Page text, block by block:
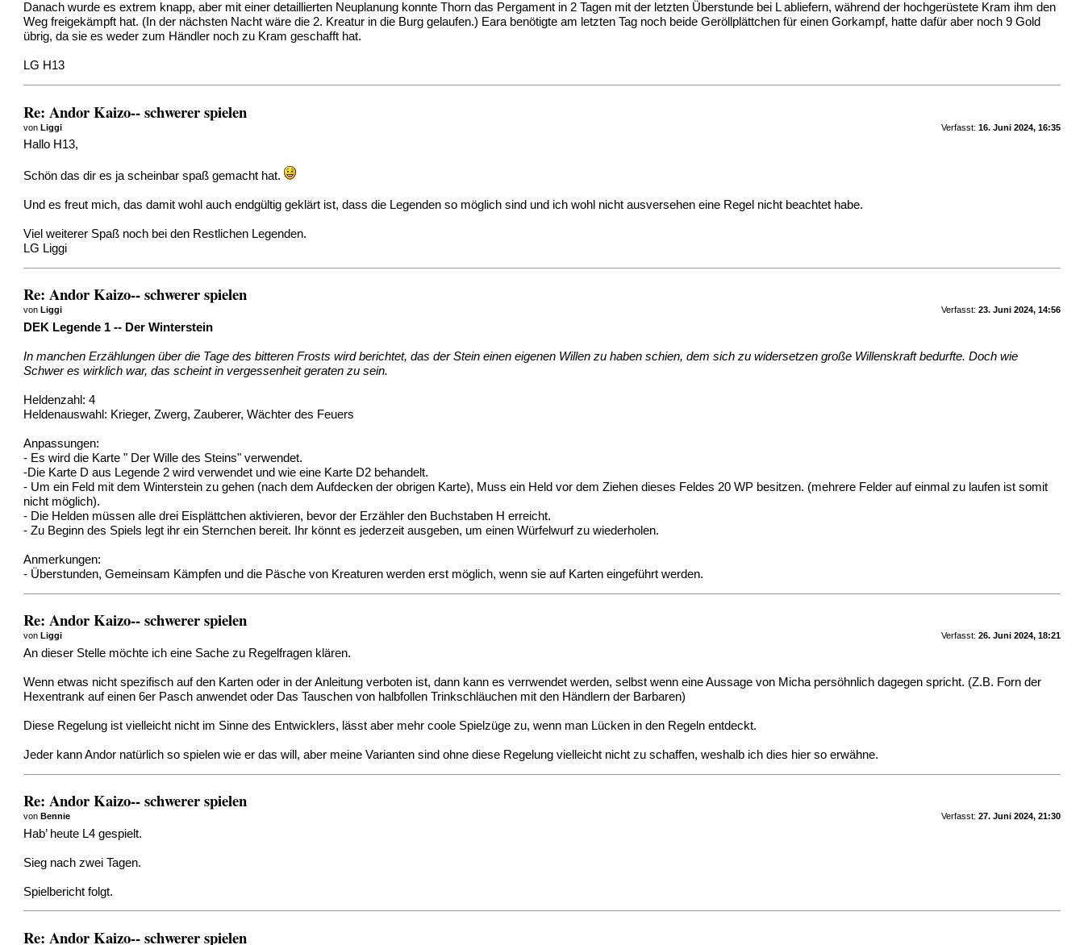
Danach wurde es extrem knapp, aber mit einer detaillierten Neuplanung konnte Thorn das Pergament in 2 Tagen mit der letzten Überstunde bei L abliefern, während der hochgerüstete Kram ihm den
Weg freigekämpft hat. (In der nächsten Nacht wäre die 2. Kreatur in die Burg gelaufen.) Eara benötigte am letzten Tag noch beide Geröllplättchen für einen Gorkampf, hatte dafür aber noch 9 Gold
übrig, da sie es weder zum Händler noch zu Kram geschafft hat.
LG H13
Re: Andor Kaizo-- schwerer spielen
Verfasst: 16. Juni 2024, 16:35
vonLiggi
Hallo H13,
Schön das dir es ja scheinbar spaß gemacht hat.
Und es freut mich, das damit wohl auch endgültig geklärt ist, dass die Legenden so möglich sind und ich wohl nicht ausversehen eine Regel nicht beachtet habe.
Viel weiterer Spaß noch bei den Restlichen Legenden.
LG Liggi
Re: Andor Kaizo-- schwerer spielen
Verfasst: 23. Juni 2024, 14:56
von Liggi
DEK Legende 1 -- Der Winterstein
In manchen Erzählungen über die Tage des bitteren Frosts wird berichtet, das der Stein einen eigenen Willen zu haben schien, dem sich zu widersetzen große Willenskraft bedurfte. Doch wie
Schwer es wirklich war, das scheint in vergessenheit geraten zu sein.
Heldenzahl: 4
Heldenauswahl: Krieger, Zwerg, Zauberer, Wächter des Feuers
Anpassungen:
- Es wird die Karte " Der Wille des Steins" verwendet.
-Die Karte D aus Legende 2 wird verwendet und wie eine Karte D2 behandelt.
- Um ein Feld mit dem Winterstein zu gehen (nach dem Aufdecken der obrigen Karte), Muss ein Held vor dem Ziehen dieses Feldes 20 WP besitzen. (mehrere Felder auf einmal zu laufen ist somit
nicht möglich).
- Die Helden müssen alle drei Eisplättchen aktivieren, bevor der Erzähler den Buchstaben H erreicht.
- Zu Beginn des Spiels legt ihr ein Sternchen bereit. Ihr könnt es jederzeit ausgeben, um einen Würfelwurf zu wiederholen.
Anmerkungen:
- Überstunden, Gemeinsam Kämpfen und die Päsche von Kreaturen werden erst möglich, wenn sie auf Karten eingeführt werden.
Re: Andor Kaizo-- schwerer spielen
Verfasst: 26. Juni 2024, 18:21
von Liggi
An dieser Stelle möchte ich eine Sache zu Regelfragen klären.
Wenn etwas nicht spezifisch auf den Karten oder in der Anleitung verboten ist, dann kann es verrwendet werden, selbst wenn eine Aussage von Micha persöhnlich dagegen spricht. (Z.B. Forn der
Hexentrank auf einen 6er Pasch anwendet oder Das Tauschen von halbfollen Trinkschläuchen mit den Händlern der Barbaren)
Diese Regelung ist vielleicht nicht im Sinne des Entwicklers, lässt aber mehr coole Spielzüge zu, wenn man Lücken in den Regeln entdeckt.
Jeder kann Andor natürlich so spielen wie er das will, aber meine Varianten sind ohne diese Regelung vielleicht nicht zu schaffen, weshalb ich dies hier so erwähne.
Re: Andor Kaizo-- schwerer spielen
Verfasst: 27. Juni 2024, 21:30
von Bennie
Hab’ heute L4 gespielt.
Sieg nach zwei Tagen.
Spielbericht folgt.
Re: Andor Kaizo-- schwerer spielen